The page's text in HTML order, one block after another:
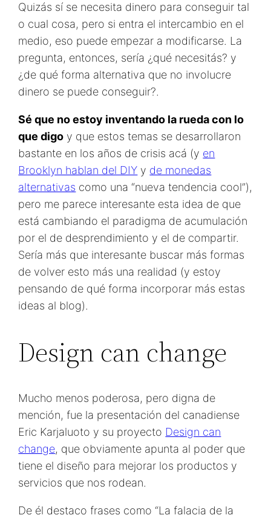
Quizás sí se necesita dinero para conseguir tal
o cual cosa, pero si entra el intercambio en el
medio, eso puede empezar a modificarse. La
pregunta, entonces, sería ¿qué necesitás? y
¿de qué forma alternativa que no involucre
dinero se puede conseguir?.
Sé que no estoy inventando la rueda con lo
que digo y que estos temas se desarrollaron
bastante en los años de crisis acá (y en
Brooklyn hablan del DIY y de monedas
alternativas como una “nueva tendencia cool”),
pero me parece interesante esta idea de que
está cambiando el paradigma de acumulación
por el de desprendimiento y el de compartir.
Sería más que interesante buscar más formas
de volver esto más una realidad (y estoy
pensando de qué forma incorporar más estas
ideas al blog).
Design can change
Mucho menos poderosa, pero digna de
mención, fue la presentación del canadiense
Eric Karjaluoto y su proyecto Design can
change, que obviamente apunta al poder que
tiene el diseño para mejorar los productos y
servicios que nos rodean.
De él destaco frases como “La falacia de la